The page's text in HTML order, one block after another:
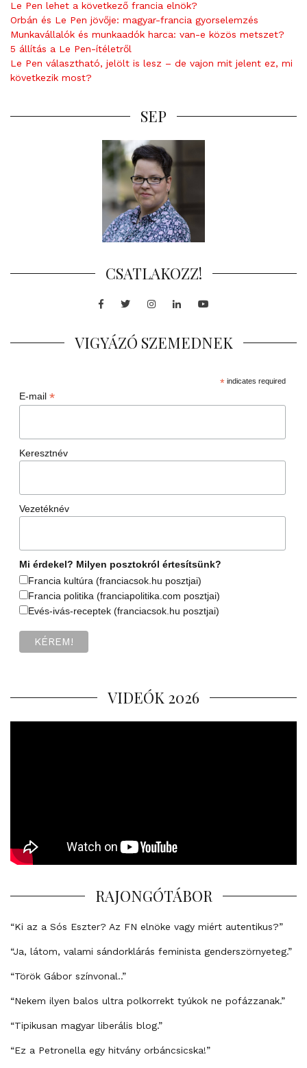
Le Pen lehet a következő francia elnök?
Orbán és Le Pen jövője: magyar-francia gyorselemzés
Munkavállalók és munkaadók harca: van-e közös metszet?
5 állítás a Le Pen-ítéletről
Le Pen választható, jelölt is lesz – de vajon mit jelent ez, mi
következik most?
SEP
CSATLAKOZZ!
Facebook
TwitterInstagram
LinkedInYoutube
VIGYÁZÓ SZEMEDNEK
*indicates required
E-mail *
Keresztnév
Vezetéknév
Mi érdekel? Milyen posztokról értesítsünk?
Francia kultúra (franciacsok.hu posztjai)
Francia politika (franciapolitika.com posztjai)
Evés-ivás-receptek (franciacsok.hu posztjai)
VIDEÓK 2026
RAJONGÓTÁBOR
“Ki az a Sós Eszter? Az FN elnöke vagy miért autentikus?”
“Ja, látom, valami sándorklárás feminista genderszörnyeteg.”
“Török Gábor színvonal..”
“Nekem ilyen balos ultra polkorrekt tyúkok ne pofázzanak.”
“Tipikusan magyar liberális blog.”
“Ez a Petronella egy hitvány orbáncsicska!”